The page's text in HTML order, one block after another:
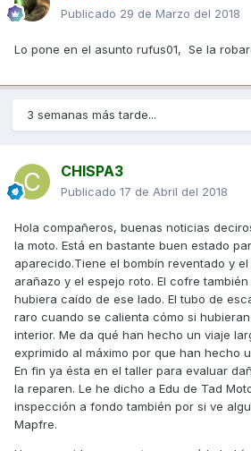
Publicado 29 de Marzo del 2018
Lo pone en el asunto rufus01, Se la
3 semanas más tarde...
CHISPA3
Publicado 17 de Abril del 2018
Hola compañeros, buenas noticias
la moto. Está en bastante buen estado
aparecido.Tiene el bombín reventado y
arañazo y el espejo roto. El cofre
hubiera caído de ese lado. El tubo de
raro cuando se calienta cómo si
interior. Me da qué han hecho un viaje
exprimido al máximo por que han hecho
En fin ya ésta en el taller para evaluar
la reparen. Le he dicho a Edu de Tad
inspección a fondo también por si ve
Mapfre.